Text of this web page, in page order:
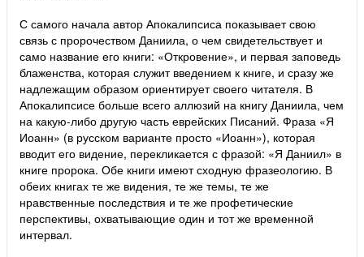
С самого начала автор Апокалипсиса показывает свою
связь с пророчеством Даниила, о чем свидетельствует и
само название его книги: «Откровение», и первая заповедь
блаженства, которая служит введением к книге, и сразу же
надлежащим образом ориентирует своего читателя. В
Апокалипсисе больше всего аллюзий на книгу Даниила, чем
на какую-либо другую часть еврейских Писаний. Фраза «Я
Иоанн» (в русском варианте просто «Иоанн»), которая
вводит его видение, перекликается с фразой: «Я Даниил» в
книге пророка. Обе книги имеют сходную фразеологию. В
обеих книгах те же видения, те же темы, те же
нравственные последствия и те же профетические
перспективы, охватывающие один и тот же временной
интервал.